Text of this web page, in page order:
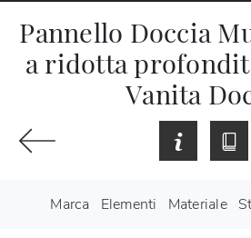
Pannello Doccia
a ridotta
Vanita
Marca Elementi Materiale